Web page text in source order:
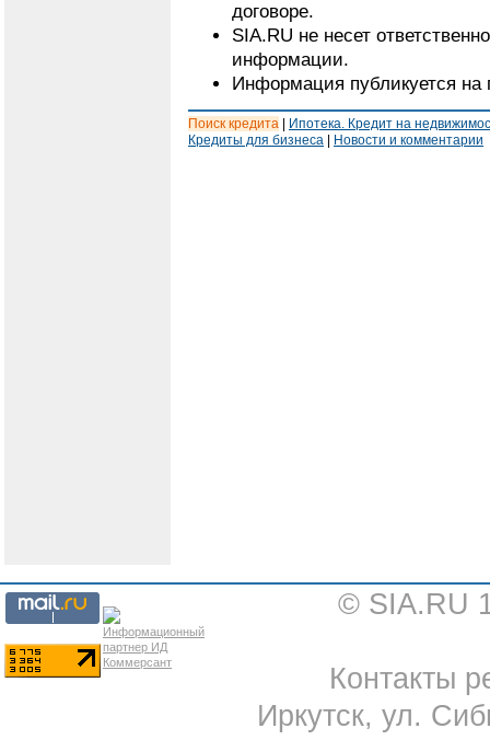
договоре.
SIA.RU не несет
информации.
Информация публикуется на
Поиск кредита
Ипотека. Кредит на
Кредиты для бизнеса
Новости и комментарии
© SIA.RU
Контакты
Иркутск, ул.